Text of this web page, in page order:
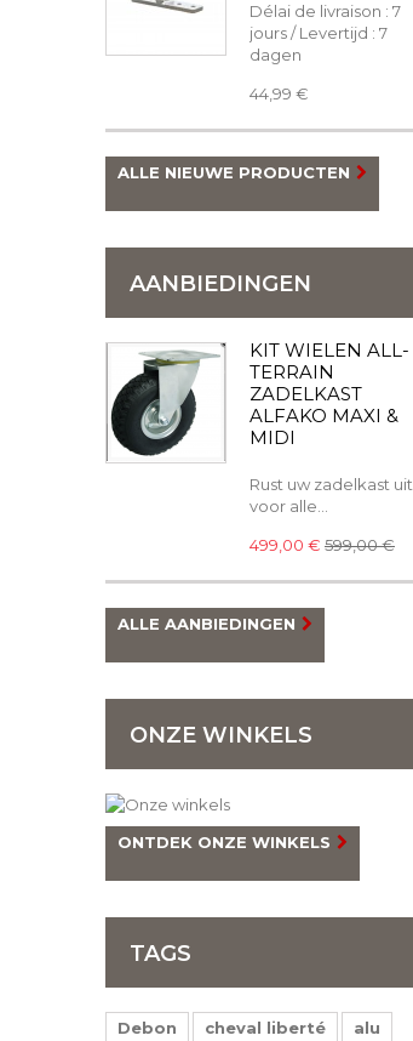
Délai de livraison : 7
jours / Levertijd : 7
dagen
44,99 €
ALLE NIEUWE PRODUCTEN
AANBIEDINGEN
KIT WIELEN ALL-
TERRAIN
ZADELKAST
ALFAKO MAXI &
MIDI
Rust uw zadelkast uit
voor alle...
499,00 € 599,00 €
ALLE AANBIEDINGEN
ONZE WINKELS
ONTDEK ONZE WINKELS
TAGS
Debon cheval liberté
alu